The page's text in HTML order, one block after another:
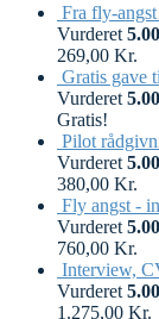
Fra fly-
Vurderet 5.00
269,00 Kr.
Gratis gave
Vurderet 5.00
Gratis!
Pilot
Vurderet 5.00
380,00 Kr.
Fly angst -
Vurderet 5.00
760,00 Kr.
Interview,
Vurderet 5.00
1.275,00 Kr.